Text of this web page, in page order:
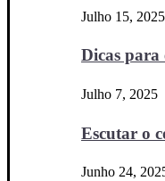
Julho 15, 2025
Dicas para
Julho 7, 2025
Escutar o
Junho 24,